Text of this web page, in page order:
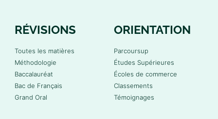
RÉVISIONS
Toutes les matières
Méthodologie
Baccalauréat
Bac de Français
Grand Oral
ORIENTATION
Parcoursup
Études Supérieures
Écoles de commerce
Classements
Témoignages